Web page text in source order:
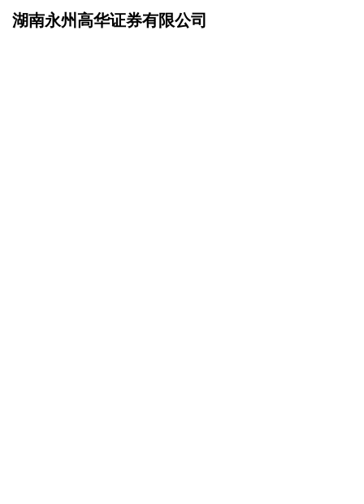
湖南永州高华证券有限公司